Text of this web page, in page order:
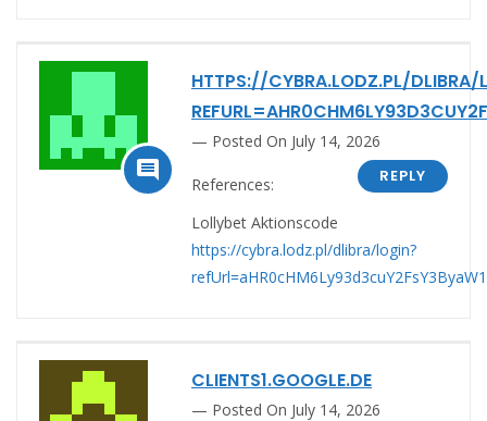

HTTPS://CYBRA.LODZ.PL/DLIBRA/
Posted On July 14, 2026
REPLY
References:
Lollybet Aktionscode
https://cybra.lodz.pl/dlibra/login?
CLIENTS1.GOOGLE.DE
Posted On July 14, 2026